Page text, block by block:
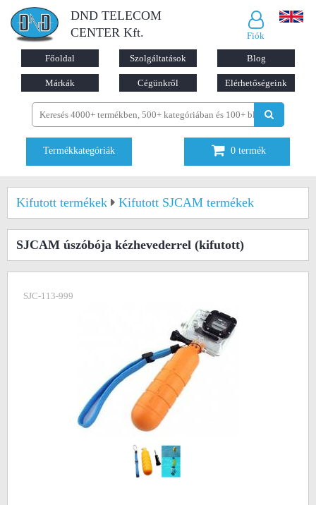
DND TELECOM
CENTER Kft.
Fiók
Főoldal Szolgáltatások Blog
Márkák Cégünkről Elérhetőségeink
Termékkategóriák 0 termék
Kifutott termékek Kifutott SJCAM termékek
SJCAM úszóbója kézhevederrel (kifutott)
SJC-113-999